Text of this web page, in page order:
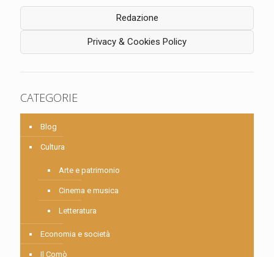
Redazione
Privacy & Cookies Policy
CATEGORIE
Blog
Cultura
Arte e patrimonio
Cinema e musica
Letteratura
Economia e società
Il Comò